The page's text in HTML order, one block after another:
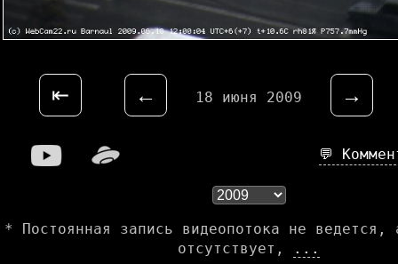
⇤ ← 18 июня 2009 →
💬
* Постоянная запись видеопотока не ведется,
отсутствует,
...